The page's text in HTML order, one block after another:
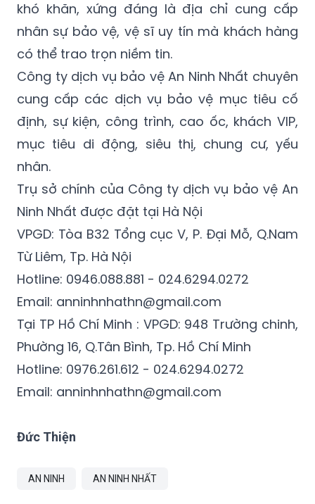
Ninh Nhất luôn trong tư thế sẵn sàng giải
quyết nhanh gọn, hiệu quả mọi tình huống
khó khăn, xứng đáng là địa chỉ cung cấp
nhân sự bảo vệ, vệ sĩ uy tín mà khách hàng
có thể trao trọn niềm tin.
Công ty dịch vụ bảo vệ An Ninh Nhất chuyên
cung cấp các dịch vụ bảo vệ mục tiêu cố
định, sự kiện, công trình, cao ốc, khách VIP,
mục tiêu di động, siêu thị, chung cư, yếu
nhân.
Trụ sở chính của Công ty dịch vụ bảo vệ An
Ninh Nhất được đặt tại Hà Nội
VPGD: Tòa B32 Tổng cục V, P. Đại Mỗ, Q.Nam
Từ Liêm, Tp. Hà Nội
Hotline: 0946.088.881 - 024.6294.0272
Email: anninhnhathn@gmail.com
Tại TP Hồ Chí Minh : VPGD: 948 Trường chinh,
Phường 16, Q.Tân Bình, Tp. Hồ Chí Minh
Email: anninhnhathn@gmail.com
Đức Thiện